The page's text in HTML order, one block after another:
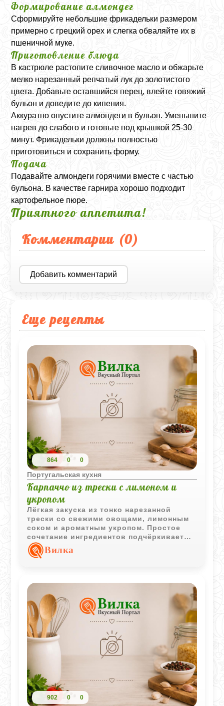
Формирование алмондег
Сформируйте небольшие фрикадельки размером
примерно с грецкий орех и слегка обваляйте их в
пшеничной муке.
Приготовление блюда
В кастрюле растопите сливочное масло и обжарьте
мелко нарезанный репчатый лук до золотистого
цвета. Добавьте оставшийся перец, влейте говяжий
бульон и доведите до кипения.
Аккуратно опустите алмондеги в бульон. Уменьшите
нагрев до слабого и готовьте под крышкой 25-30
минут. Фрикадельки должны полностью
приготовиться и сохранить форму.
Подача
Подавайте алмондеги горячими вместе с частью
бульона. В качестве гарнира хорошо подходит
картофельное пюре.
Приятного аппетита!
Комментарии (0)
Добавить комментарий
Еще рецепты
864 0 0
Португальская кухня
Карпаччо из трески с лимоном и
укропом
Лёгкая закуска из тонко нарезанной
трески со свежими овощами, лимонным
соком и ароматным укропом. Простое
сочетание ингредиентов подчёркивает
натуральный вкус рыбы и делает блюдо
особенно свежим.
Вилка
902 0 0